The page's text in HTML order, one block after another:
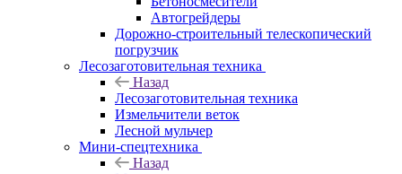
Автогрейдеры
Дорожно-строительный телескопический
погрузчик
Лесозаготовительная техника
Назад
Лесозаготовительная техника
Измельчители веток
Лесной мульчер
Мини-спецтехника
Назад